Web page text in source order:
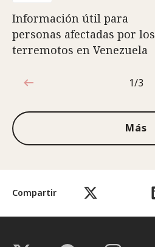
Compartir
Información útil para
personas afectadas por los
terremotos en Venezuela
1de3
1/3
Más